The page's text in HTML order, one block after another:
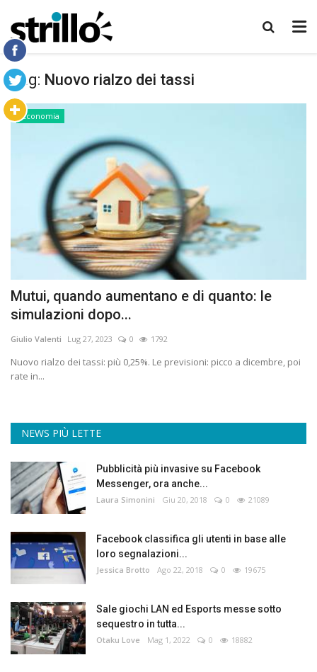
Tag: Nuovo rialzo dei tassi
Economia
Mutui, quando aumentano e di quanto: le
simulazioni dopo...
Giulio Valenti Lug 27, 2023 0 1792
Nuovo rialzo dei tassi: più 0,25%. Le previsioni: picco a dicembre, poi
rate in...
NEWS PIÙ LETTE
Pubblicità più invasive su Facebook
Messenger, ora anche...
Laura Simonini Giu 20, 2018 0 21089
Facebook classifica gli utenti in base alle
loro segnalazioni...
Jessica Brotto Ago 22, 2018 0 19675
Sale giochi LAN ed Esports messe sotto
sequestro in tutta...
Otaku Love Mag 1, 2022 0 18882